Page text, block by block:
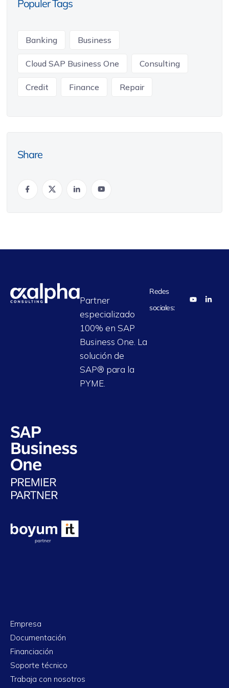
Populer Tags
Banking Business
Cloud SAP Business One Consulting
Credit Finance Repair
Share
Partner
especializado
100% en SAP
Business One. La
solución de
SAP® para la
PYME.
Redes
sociales:
Empresa
Documentación
Financiación
Soporte técnico
Trabaja con nosotros